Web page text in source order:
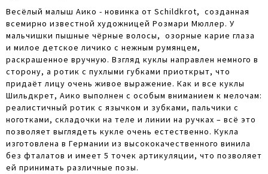
Весёлый малыш Аико - новинка от Schildkrot, созданная
всемирно известной художницей Розмари Мюллер. У
мальчишки пышные чёрные волосы, озорные карие глаза
и милое детское личико с нежным румянцем,
раскрашенное вручную. Взгляд куклы направлен немного в
сторону, а ротик с пухлыми губками приоткрыт, что
придаёт лицу очень живое выражение. Как и все куклы
Шильдкрет, Аико выполнен с особым вниманием к мелочам:
реалистичный ротик с язычком и зубками, пальчики с
ноготками, складочки на теле и линии на ручках – всё это
позволяет выглядеть кукле очень естественно. Кукла
изготовлена в Германии из высококачественного винила
без фталатов и имеет 5 точек артикуляции, что позволяет
ей принимать различные позы.